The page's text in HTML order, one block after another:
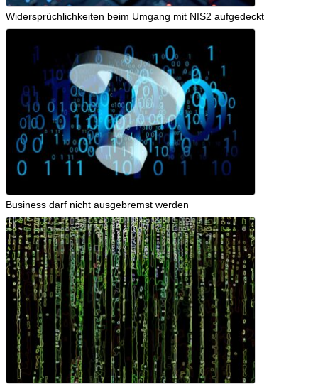
Widersprüchlichkeiten beim Umgang mit NIS2 aufgedeckt
Business darf nicht ausgebremst werden